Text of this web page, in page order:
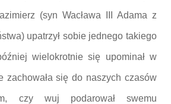
(syn Wacława III Adama z
upatrzył sobie jednego takiego
wielokrotnie się upominał w
zachowała się do naszych czasów
czy wuj podarował swemu